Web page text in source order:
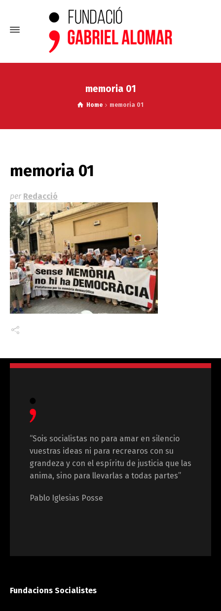
memoria 01
Home memoria 01
memoria 01
per Redacció
“Sois socialistas no para amar en silencio
vuestras ideas ni para recrearos con su
grandeza y con el espíritu de justicia que las
anima, sino para llevarlas a todas partes”
Pablo Iglesias Posse
Fundacions Socialistes